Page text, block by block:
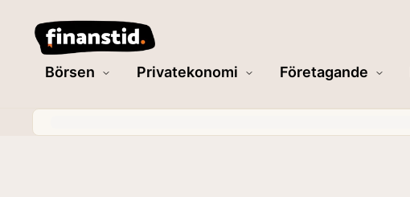
Börsen Privatekonomi Företagande